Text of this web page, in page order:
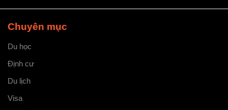
Chuyên mục
Du học
Định cư
Du lịch
Visa